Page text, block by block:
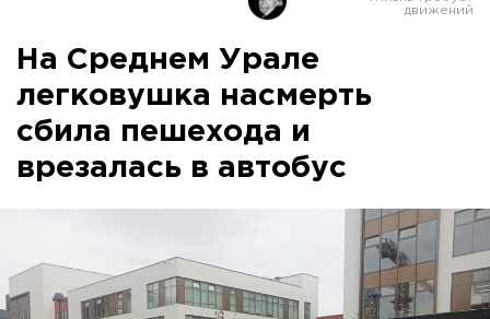
На Среднем Урале
легковушка насмерть
сбила пешехода и
врезалась в автобус